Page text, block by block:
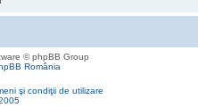
© phpBB Group
România
şi condiţii de utilizare